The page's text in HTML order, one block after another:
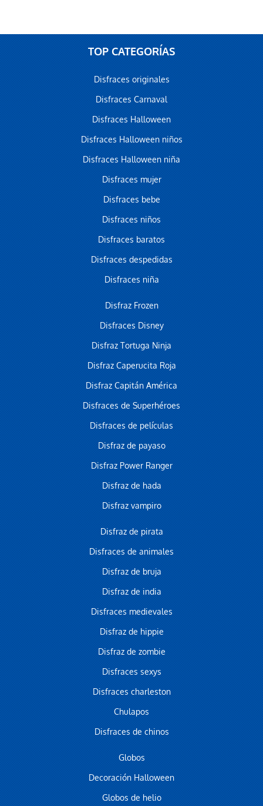
TOP CATEGORÍAS
Disfraces originales
Disfraces Carnaval
Disfraces Halloween
Disfraces Halloween niños
Disfraces Halloween niña
Disfraces mujer
Disfraces bebe
Disfraces niños
Disfraces baratos
Disfraces despedidas
Disfraces niña
Disfraz Frozen
Disfraces Disney
Disfraz Tortuga Ninja
Disfraz Caperucita Roja
Disfraz Capitán América
Disfraces de Superhéroes
Disfraces de películas
Disfraz de payaso
Disfraz Power Ranger
Disfraz de hada
Disfraz vampiro
Disfraz de pirata
Disfraces de animales
Disfraz de bruja
Disfraz de india
Disfraces medievales
Disfraz de hippie
Disfraz de zombie
Disfraces sexys
Disfraces charleston
Chulapos
Disfraces de chinos
Globos
Decoración Halloween
Globos de helio